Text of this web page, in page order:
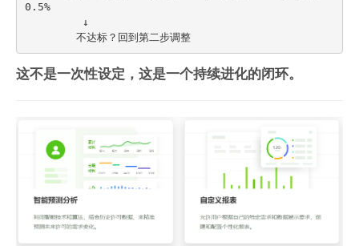
0.5%
        不达标？回到第二步调整
这不是一次性设定，这是一个持续进化的闭环。